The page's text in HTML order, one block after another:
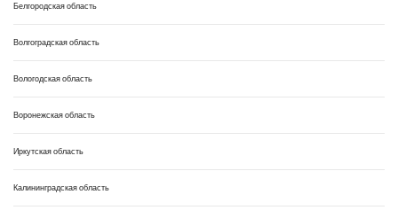
Белгородская область
Волгоградская область
Вологодская область
Воронежская область
Иркутская область
Калининградская область